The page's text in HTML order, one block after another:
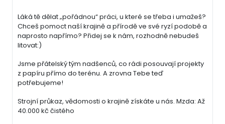
Láká tě dělat „pořádnou“ práci, u které se třeba i umažeš?
Chceš pomoct naší krajině a přírodě ve své ryzí podobě a
naprosto napřímo? Přidej se k nám, rozhodně nebudeš
litovat:)
Jsme přátelský tým nadšenců, co rádi posouvají projekty
z papíru přímo do terénu. A zrovna Tebe teď
potřebujeme!
Strojní průkaz, vědomosti o krajině získáte u nás. Mzda: Až
40.000 kč čistého